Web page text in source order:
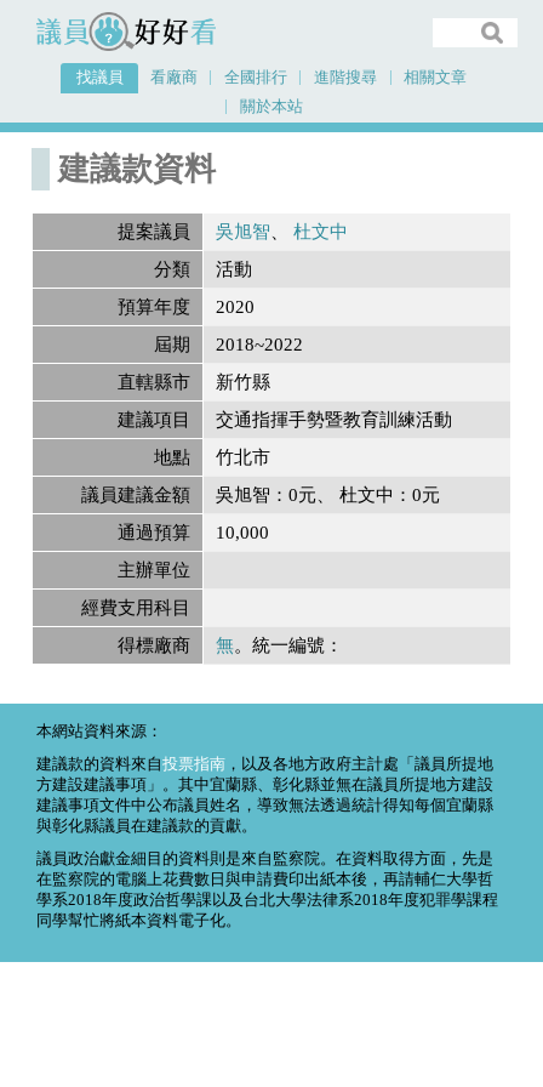
議員好好看
找議員 看廠商 全國排行 進階搜尋
相關文章
關於本站
首頁
建議款資料
提案議員 吳旭智
杜文中
分類
活動
預算年度
2020
屆期
2018~2022
直轄縣市
新竹縣
建議項目
交通指揮手勢暨教育訓練活動
地點
竹北市
議員建議金額
吳旭智：0元
杜文中：0元
通過預算
10,000
主辦單位
經費支用科目
得標廠商
無。統一編號：
本網站資料來源：
建議款的資料來自投票指南 ，以及各地方政府主計處「議員所提地
方建設建議事項」。其中宜蘭縣、彰化縣並無在議員所提地方建設
建議事項文件中公布議員姓名，導致無法透過統計得知每個宜蘭縣
與彰化縣議員在建議款的貢獻。
議員政治獻金細目的資料則是來自監察院。在資料取得方面，先是
在監察院的電腦上花費數日與申請費印出紙本後，再請輔仁大學哲
學系2018年度政治哲學課以及台北大學法律系2018年度犯罪學課程
同學幫忙將紙本資料電子化。